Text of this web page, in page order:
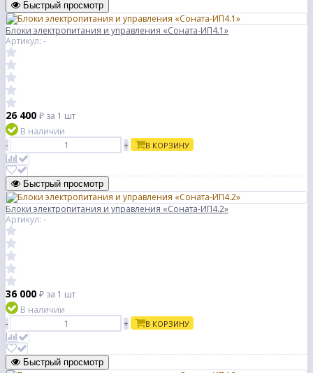
Быстрый просмотр
Блоки электропитания и управления «Соната-ИП4.1»
Артикул: -
26 400 ₽ за 1 шт
В наличии
-
+ В КОРЗИНУ
Быстрый просмотр
Блоки электропитания и управления «Соната-ИП4.2»
Артикул: -
36 000 ₽ за 1 шт
В наличии
-
+ В КОРЗИНУ
Быстрый просмотр